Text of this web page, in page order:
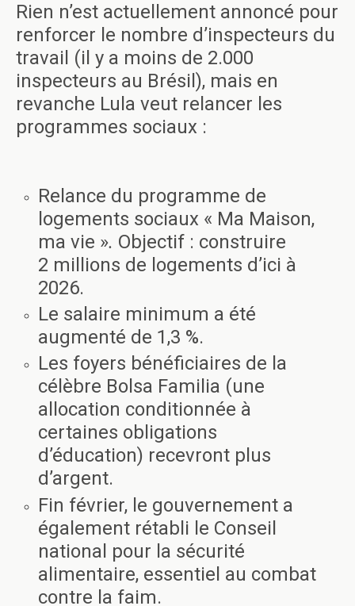
Rien n’est actuellement annoncé pour
renforcer le nombre d’inspecteurs du
travail (il y a moins de 2.000
inspecteurs au Brésil), mais en
revanche Lula veut relancer les
programmes sociaux :
Relance du programme de
logements sociaux « Ma Maison,
ma vie ». Objectif : construire
2 millions de logements d’ici à
2026.
Le salaire minimum a été
augmenté de 1,3 %.
Les foyers bénéficiaires de la
célèbre Bolsa Familia (une
allocation conditionnée à
certaines obligations
d’éducation) recevront plus
d’argent.
Fin février, le gouvernement a
également rétabli le Conseil
national pour la sécurité
alimentaire, essentiel au combat
contre la faim.